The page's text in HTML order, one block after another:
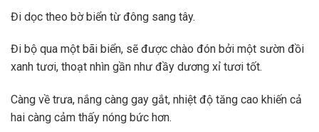
Đi dọc theo bờ biển từ đông sang tây.
Đi bộ qua một bãi biển, sẽ được chào đón bởi một sườn đồi
xanh tươi, thoạt nhìn gần như đầy dương xỉ tươi tốt.
Càng về trưa, nắng càng gay gắt, nhiệt độ tăng cao khiến cả
hai càng cảm thấy nóng bức hơn.